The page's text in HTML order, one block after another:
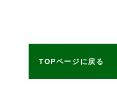
TOPページに戻る